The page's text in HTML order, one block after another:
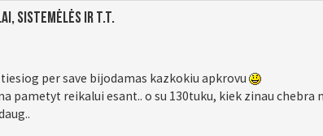
sistemėlės ir t.t.
per save bijodamas kazkokiu apkrovu
pametyt reikalui esant.. o su 130tuku, kiek zinau chebra